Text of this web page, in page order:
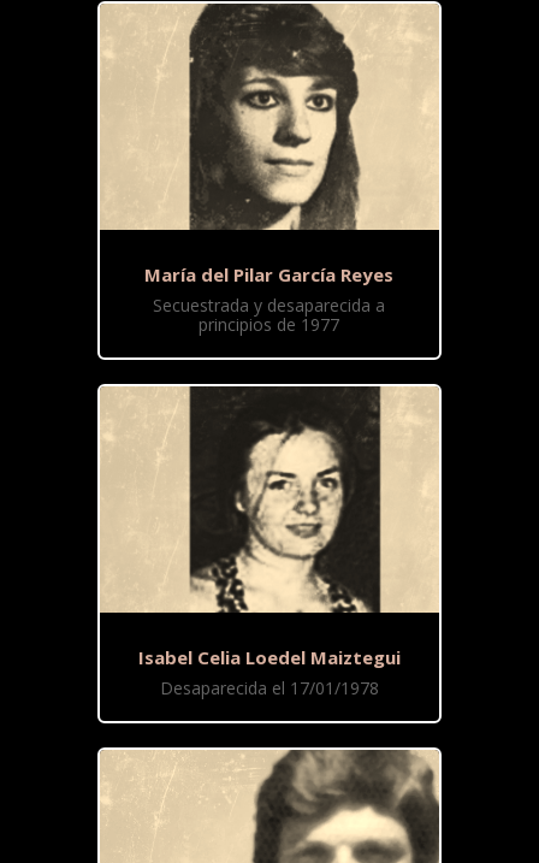
María del Pilar García Reyes
Secuestrada y desaparecida a
principios de 1977
Isabel Celia Loedel Maiztegui
Desaparecida el 17/01/1978